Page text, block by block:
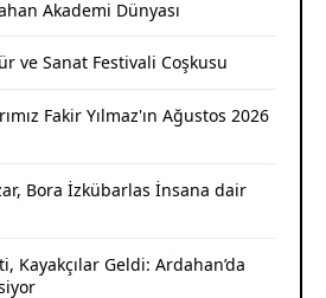
Akademi Dünyası
ve Sanat Festivali Coşkusu
Fakir Yılmaz'ın Ağustos 2026
Bora İzkübarlas İnsana dair
Kayakçılar Geldi: Ardahan’da